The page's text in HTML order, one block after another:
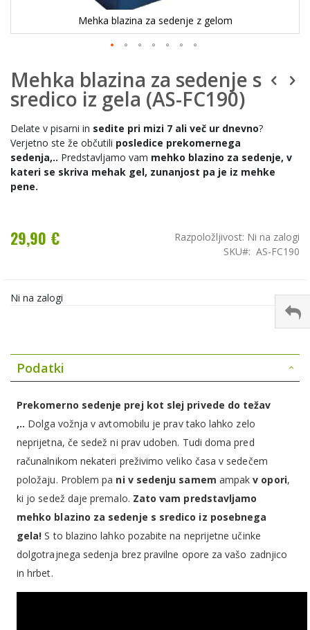
Mehka blazina za sedenje z gelom
Mehka blazina za sedenje s
sredico iz gela (AS-FC190)
Delate v pisarni in sedite pri mizi 7 ali več ur dnevno?
Verjetno ste že občutili posledice prekomernega
sedenja,.. Predstavljamo vam mehko blazino za sedenje, v
kateri se skriva mehak gel, zunanjost pa je iz mehke
pene.
29,90 € Razpoložljivost: Ni na zalogi
SKU
AS-FC190
Ni na zalogi
Podatki
Prekomerno sedenje prej kot slej privede do težav
,.. Dolga vožnja v avtomobilu je prav tako lahko zelo
neprijetna, če sedež ni prav udoben. Tudi doma pred
računalnikom nekateri preživimo veliko časa v sedečem
položaju. Problem pa ni v sedenju samem ampakv opori,
ki jo sedež daje premalo. Zato vam predstavljamo
mehko blazino za sedenje s sredico iz posebnega
gela! S to blazino lahko pozabite na neprijetne učinke
dolgotrajnega sedenja brez pravilne opore za vašo zadnjico
in hrbet.